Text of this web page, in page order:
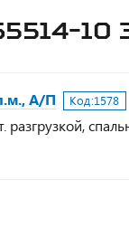
10
А/П Код:1578
разгрузкой,